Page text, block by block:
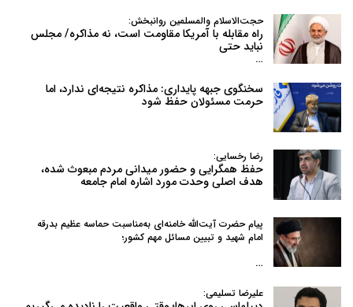
حجت‌الاسلام والمسلمین روانبخش:
راه مقابله با آمریکا مقاومت است، نه مذاکره/ مجلس
نباید حتی
…
سخنگوی جبهه پایداری: مذاکره نتیجه‌ای ندارد، اما
حرمت مسئولان حفظ شود
رضا رخسایی:
حفظ همگرایی و حضور میدانی مردم مبعوث شده،
هدف اصلی وحدت مورد اشاره امام جامعه
پیام حضرت آیت‌الله خامنه‌ای به‌مناسبت حماسه عظیم بدرقه
امام شهید و تبیین مسائل مهم کشور؛
…
علیرضا تسلیمی: